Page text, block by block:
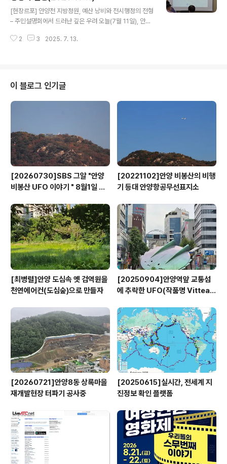
천으로 변모해 왔다.지난 7월 11일 오후 안양시청에서 열
린 안양천 지방정원 조성사업 주민설명회에서 연세가 지긋
하신 어른께서 낮은 목소리로 말씀하셨다. “정원이라고 하
면 수목이 있고 수풀이 우거져야 하는데 이건 정원 계획이
[현장르포] 안양천 지방정원, 예산 낭비와 전시행정의 전형
– 주민설명회에서 드러난 깊은 우려 오늘(7월 11일), 안양
었다. 한강의 주요 지류 중 하나인 안양천을 중심으로 경기
응은 기대보다는 깊은 우려와 비판이 주를 이뤘다. 설명회
장을 나서며 시민들은 “꽃 심기 전에 범람 대책부터 세우
라”는 말로 현재 계획의 본질적인 문제를 지적했다. “백로
최근의 기후위기와 국지성 폭우 ..
2 3 2025. 7. 13.
이 블로그 인기글
[20260730]SBS 그알 "안양
비봉산 UFO 이야기 " 8월1일 방
[20221102]안양 비봉산의 비행
기 등대 안양항공무선표지소
[최병렬]안양 도심속 옛 검역원을
천연에어컨(도심숲)으로 만들자
[20250904]안양역앞 교통섬
에 추락한 UFO(작품명 Vitteau
[20260721]안양8동 상록마을
재개발현장 터파기 공사중
[20250615]실시간, 전세계 지
진정보 확인 플랫폼